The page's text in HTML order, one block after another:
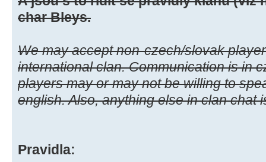
char Bleys.
We may accept non-czech/slovak
international clan. Communication is in
players may or may not be willing to
english. Also, anything else in clan chat
Pravidla: